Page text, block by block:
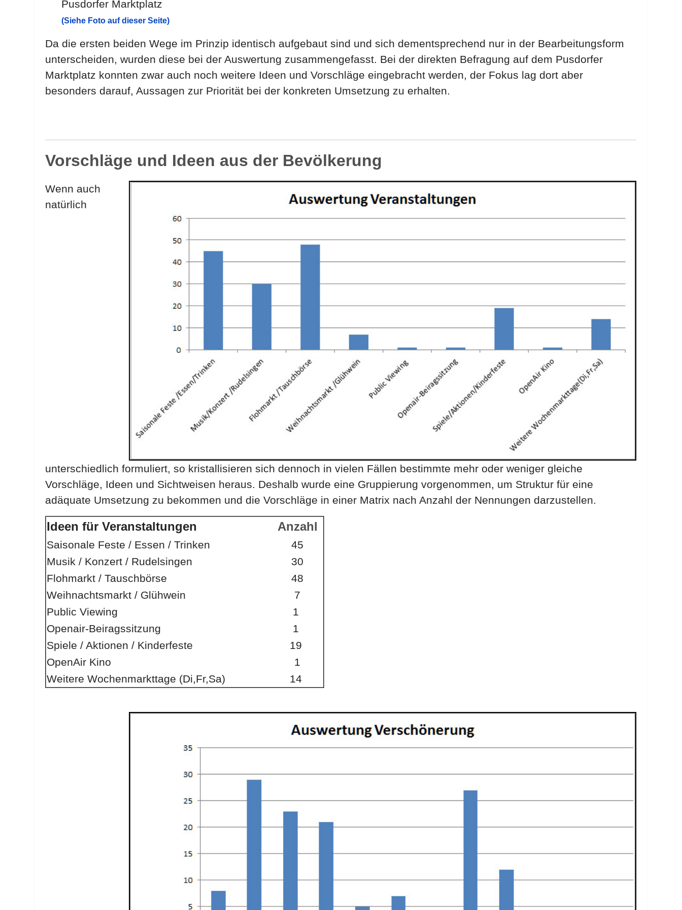
Pusdorfer Marktplatz
(Siehe Foto auf dieser Seite)
Da die ersten beiden Wege im Prinzip identisch aufgebaut sind und sich dementsprechend nur in der Bearbeitungsform
unterscheiden, wurden diese bei der Auswertung zusammengefasst. Bei der direkten Befragung auf dem Pusdorfer
Marktplatz konnten zwar auch noch weitere Ideen und Vorschläge eingebracht werden, der Fokus lag dort aber
besonders darauf, Aussagen zur Priorität bei der konkreten Umsetzung zu erhalten.
Vorschläge und Ideen aus der Bevölkerung
Wenn auch
natürlich
unterschiedlich formuliert, so kristallisieren sich dennoch in vielen Fällen bestimmte mehr oder weniger gleiche
Vorschläge, Ideen und Sichtweisen heraus. Deshalb wurde eine Gruppierung vorgenommen, um Struktur für eine
adäquate Umsetzung zu bekommen und die Vorschläge in einer Matrix nach Anzahl der Nennungen darzustellen.
Ideen für Veranstaltungen Anzahl
Saisonale Feste / Essen / Trinken
45
Musik / Konzert / Rudelsingen
30
Flohmarkt / Tauschbörse
48
Weihnachtsmarkt / Glühwein
7
Public Viewing
1
Openair-Beiragssitzung
1
Spiele / Aktionen / Kinderfeste
19
OpenAir Kino
1
Weitere Wochenmarkttage (Di,Fr,Sa)
14